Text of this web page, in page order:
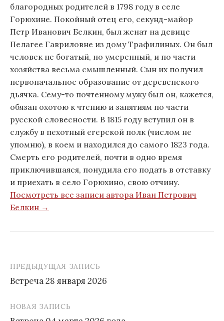
благородных родителей в 1798 году в селе
Горюхине. Покойный отец его, секунд-майор
Петр Иванович Белкин, был женат на девице
Пелагее Гавриловне из дому Трафилиных. Он был
человек не богатый, но умеренный, и по части
хозяйства весьма смышленный. Сын их получил
первоначальное образование от деревенского
дьячка. Сему-то почтенному мужу был он, кажется,
обязан охотою к чтению и занятиям по части
русской словесности. В 1815 году вступил он в
службу в пехотный егерской полк (числом не
упомню), в коем и находился до самого 1823 года.
Смерть его родителей, почти в одно время
приключившаяся, понудила его подать в отставку
и приехать в село Горюхино, свою отчину.
Посмотреть все записи автора Иван Петрович
Белкин →
а
ПРЕДЫДУЩАЯ ЗАПИСЬ
Встреча 28 января 2026
НОВАЯ ЗАПИСЬ